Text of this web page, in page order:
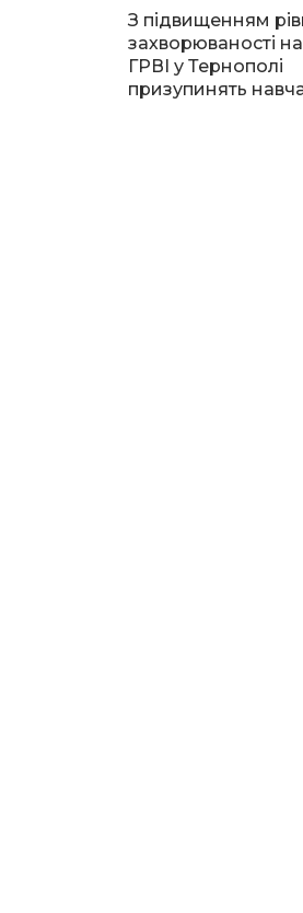
З підвищенням
захворюваності
ГРВІ у Тернополі
призупинять